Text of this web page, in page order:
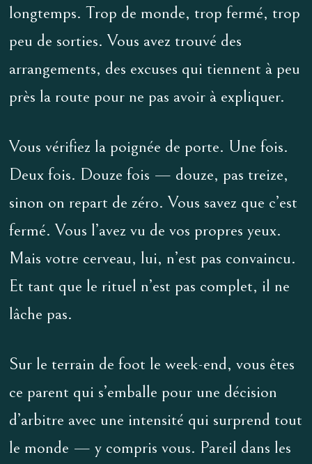
longtemps. Trop de monde, trop fermé, trop
peu de sorties. Vous avez trouvé des
arrangements, des excuses qui tiennent à peu
près la route pour ne pas avoir à expliquer.
Vous vérifiez la poignée de porte. Une fois.
Deux fois. Douze fois — douze, pas treize,
sinon on repart de zéro. Vous savez que c’est
fermé. Vous l’avez vu de vos propres yeux.
Mais votre cerveau, lui, n’est pas convaincu.
Et tant que le rituel n’est pas complet, il ne
lâche pas.
Sur le terrain de foot le week-end, vous êtes
ce parent qui s’emballe pour une décision
d’arbitre avec une intensité qui surprend tout
le monde — y compris vous. Pareil dans les